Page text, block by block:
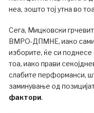
неа, зошто тој утна во
Сега, Мицковски
ВМРО-ДПМНЕ, иако
изборите, ќе си поднесе
тоа, иако прави
слабите перформанси,
заминување од
фактори.